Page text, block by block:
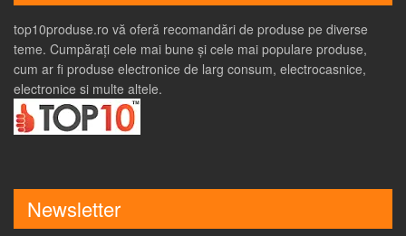
top10produse.ro vă oferă recomandări de produse pe diverse
teme. Cumpărați cele mai bune și cele mai populare produse,
cum ar fi produse electronice de larg consum, electrocasnice,
electronice si multe altele.
Newsletter